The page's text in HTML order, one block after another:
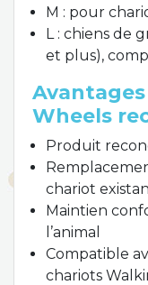
M : pour
L : chiens de
et plus),
Wheels
Produit
chariot
Maintien
l’animal
Compatible
chariots